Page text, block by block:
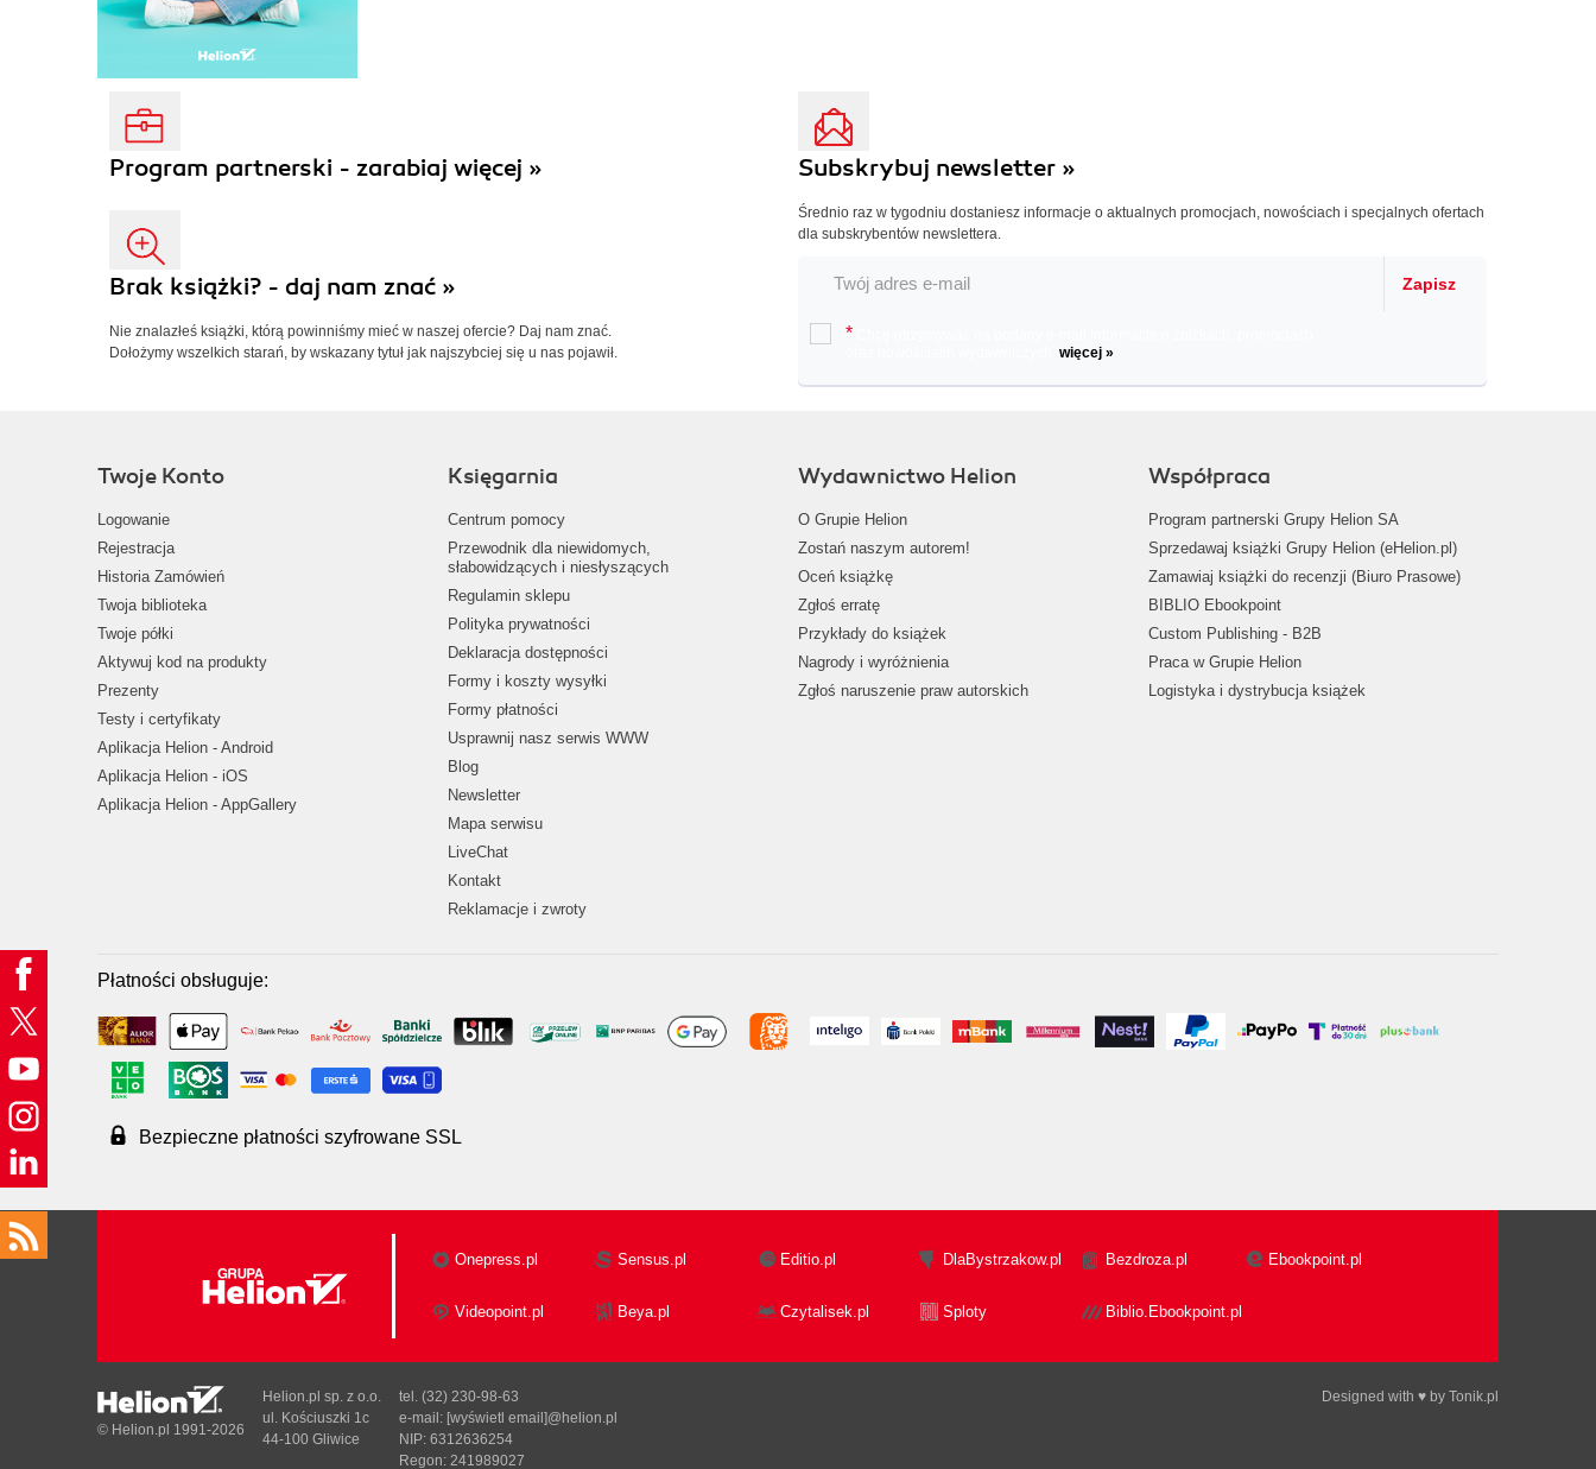
Program partnerski - zarabiaj więcej »
Brak książki? - daj nam znać »
Nie znalazłeś książki, którą powinniśmy mieć w naszej ofercie? Daj nam znać.
Dołożymy wszelkich starań, by wskazany tytuł jak najszybciej się u nas pojawił.
Subskrybuj newsletter »
Średnio raz w tygodniu dostaniesz informacje o aktualnych promocjach, nowościach i specjalnych ofertach
dla subskrybentów newslettera.
Zapisz
*
więcej »
Twoje Konto
Logowanie
Rejestracja
Historia Zamówień
Twoja biblioteka
Twoje półki
Aktywuj kod na produkty
Prezenty
Testy i certyfikaty
Aplikacja Helion - Android
Aplikacja Helion - iOS
Aplikacja Helion - AppGallery
Księgarnia
Centrum pomocy
Przewodnik dla niewidomych,
słabowidzących i niesłyszących
Regulamin sklepu
Polityka prywatności
Deklaracja dostępności
Formy i koszty wysyłki
Formy płatności
Usprawnij nasz serwis WWW
Blog
Newsletter
Mapa serwisu
LiveChat
Kontakt
Reklamacje i zwroty
Wydawnictwo Helion
O Grupie Helion
Zostań naszym autorem!
Oceń książkę
Zgłoś erratę
Przykłady do książek
Nagrody i wyróżnienia
Zgłoś naruszenie praw autorskich
Współpraca
Program partnerski Grupy Helion SA
Sprzedawaj książki Grupy Helion (eHelion.pl)
Zamawiaj książki do recenzji (Biuro Prasowe)
BIBLIO Ebookpoint
Custom Publishing - B2B
Praca w Grupie Helion
Logistyka i dystrybucja książek
Płatności obsługuje:
Bezpieczne płatności szyfrowane SSL
Onepress.pl Sensus.pl Editio.pl DlaBystrzakow.pl Bezdroza.pl Ebookpoint.pl
Videopoint.pl Beya.pl Czytalisek.pl Sploty Biblio.Ebookpoint.pl
Designed with ♥ by Tonik.pl
© Helion.pl 1991-2026
Helion.pl sp. z o.o.
ul. Kościuszki 1c
44-100 Gliwice
tel. (32) 230-98-63
e-mail: [wyświetl email]@helion.pl
NIP: 6312636254
Regon: 241989027